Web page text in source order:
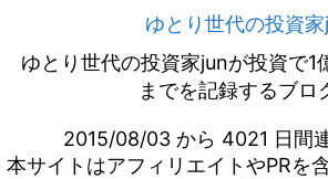
ゆとり世代の投資
ゆとり世代の投資家junが投資で1
までを記録するブロ
2015/08/03 から 4021 日間
本サイトはアフィリエイトやPRを